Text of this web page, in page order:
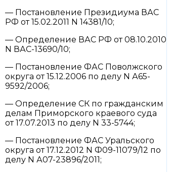
— Постановление Президиума ВАС
РФ от 15.02.2011 N 14381/10;
— Определение ВАС РФ от 08.10.2010
N ВАС-13690/10;
— Постановление ФАС Поволжского
округа от 15.12.2006 по делу N А65-
9592/2006;
— Определение СК по гражданским
делам Приморского краевого суда
от 17.07.2013 по делу N 33-5744;
— Постановление ФАС Уральского
округа от 17.12.2012 N Ф09-11079/12 по
делу N А07-23896/2011;